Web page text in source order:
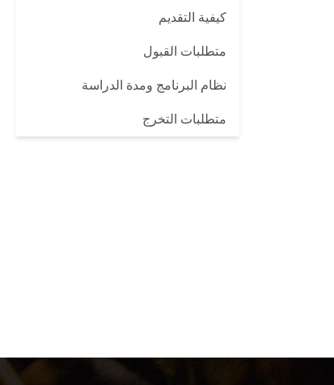
كيفية التقديم
متطلبات القبول
نظام البرنامج ومدة الدراسة
متطلبات التخرج